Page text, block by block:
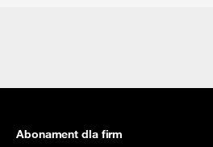
Abonament dla firm